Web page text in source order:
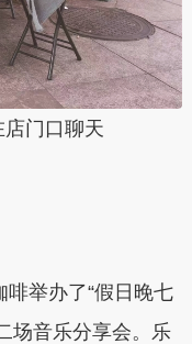
门口聊天
举办了“假日晚七
场音乐分享会。乐